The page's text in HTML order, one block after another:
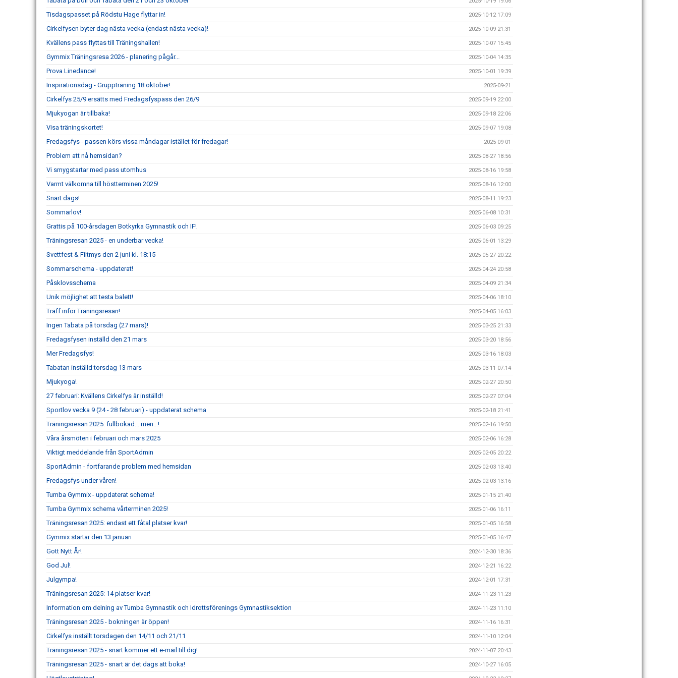
Tisdagspasset på Rödstu Hage flyttar in! 2025-10-12 17:09
Cirkelfysen byter dag nästa vecka (endast nästa vecka)! 2025-10-09 21:31
Kvällens pass flyttas till Träningshallen! 2025-10-07 15:45
Gymmix Träningsresa 2026 - planering pågår... 2025-10-04 14:35
Prova Linedance! 2025-10-01 19:39
Inspirationsdag - Gruppträning 18 oktober! 2025-09-21
Cirkelfys 25/9 ersätts med Fredagsfyspass den 26/9 2025-09-19 22:00
Mjukyogan är tillbaka! 2025-09-18 22:06
Visa träningskortet! 2025-09-07 19:08
Fredagsfys - passen körs vissa måndagar istället för fredagar! 2025-09-01
Problem att nå hemsidan? 2025-08-27 18:56
Vi smygstartar med pass utomhus 2025-08-16 19:58
Varmt välkomna till höstterminen 2025! 2025-08-16 12:00
Snart dags! 2025-08-11 19:23
Sommarlov! 2025-06-08 10:31
Grattis på 100-årsdagen Botkyrka Gymnastik och IF! 2025-06-03 09:25
Träningsresan 2025 - en underbar vecka! 2025-06-01 13:29
Svettfest & Filtmys den 2 juni kl. 18:15 2025-05-27 20:22
Sommarschema - uppdaterat! 2025-04-24 20:58
Påsklovsschema 2025-04-09 21:34
Unik möjlighet att testa balett! 2025-04-06 18:10
Träff inför Träningsresan! 2025-04-05 16:03
Ingen Tabata på torsdag (27 mars)! 2025-03-25 21:33
Fredagsfysen inställd den 21 mars 2025-03-20 18:56
Mer Fredagsfys! 2025-03-16 18:03
Tabatan inställd torsdag 13 mars 2025-03-11 07:14
Mjukyoga! 2025-02-27 20:50
27 februari: Kvällens Cirkelfys är inställd! 2025-02-27 07:04
Sportlov vecka 9 (24 - 28 februari) - uppdaterat schema 2025-02-18 21:41
Träningsresan 2025: fullbokad... men...! 2025-02-16 19:50
Våra årsmöten i februari och mars 2025 2025-02-06 16:28
Viktigt meddelande från SportAdmin 2025-02-05 20:22
SportAdmin - fortfarande problem med hemsidan 2025-02-03 13:40
Fredagsfys under våren! 2025-02-03 13:16
Tumba Gymmix - uppdaterat schema! 2025-01-15 21:40
Tumba Gymmix schema vårterminen 2025! 2025-01-06 16:11
Träningsresan 2025: endast ett fåtal platser kvar! 2025-01-05 16:58
Gymmix startar den 13 januari 2025-01-05 16:47
Gott Nytt År! 2024-12-30 18:36
God Jul! 2024-12-21 16:22
Julgympa! 2024-12-01 17:31
Träningsresan 2025: 14 platser kvar! 2024-11-23 11:23
Information om delning av Tumba Gymnastik och Idrottsförenings Gymnastiksektion 2024-11-23 11:10
Träningsresan 2025 - bokningen är öppen! 2024-11-16 16:31
Cirkelfys inställt torsdagen den 14/11 och 21/11 2024-11-10 12:04
Träningsresan 2025 - snart kommer ett e-mail till dig! 2024-11-07 20:43
Träningsresan 2025 - snart är det dags att boka! 2024-10-27 16:05